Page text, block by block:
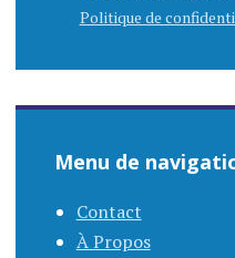
Politique de
Menu de
Contact
À Propos